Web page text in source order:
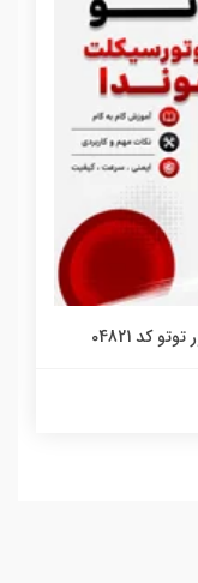
04821